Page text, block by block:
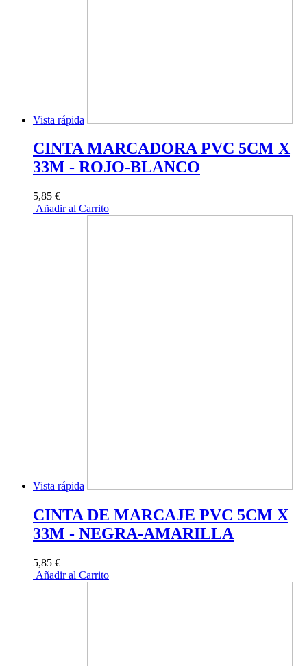
Vista rápida
CINTA MARCADORA PVC 5CM X
33M - ROJO-BLANCO
5,85 €
Añadir al Carrito
Vista rápida
CINTA DE MARCAJE PVC 5CM X
33M - NEGRA-AMARILLA
5,85 €
Añadir al Carrito